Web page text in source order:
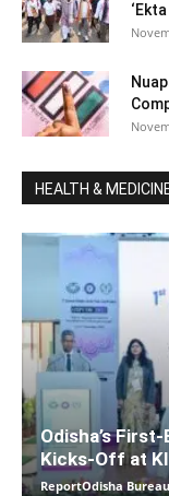
HEALTH &
Odisha’s
Kicks-Off at
ReportOdisha Bureau